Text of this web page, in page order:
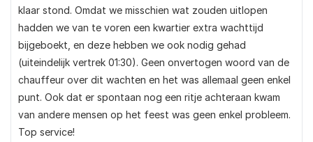
klaar stond. Omdat we misschien wat zouden uitlopen
hadden we van te voren een kwartier extra wachttijd
bijgeboekt, en deze hebben we ook nodig gehad
(uiteindelijk vertrek 01:30). Geen onvertogen woord van de
chauffeur over dit wachten en het was allemaal geen enkel
punt. Ook dat er spontaan nog een ritje achteraan kwam
van andere mensen op het feest was geen enkel probleem.
Top service!